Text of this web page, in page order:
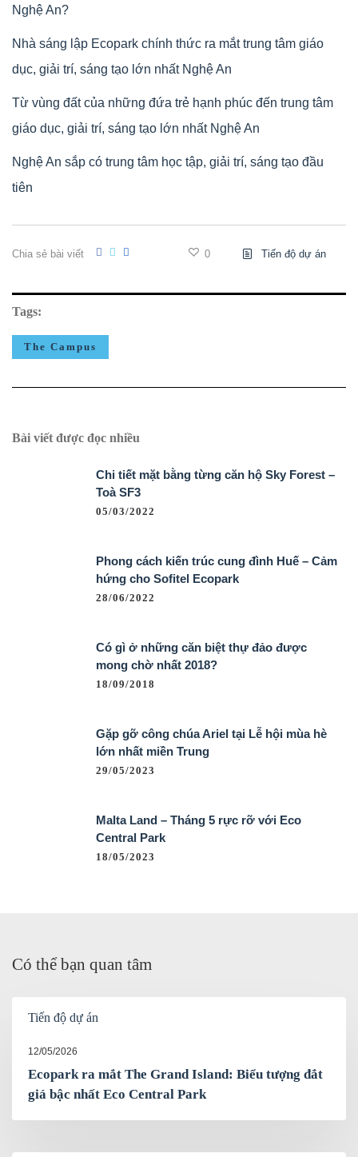
Nghệ An?
Nhà sáng lập Ecopark chính thức ra mắt trung tâm giáo
dục, giải trí, sáng tạo lớn nhất Nghệ An
Từ vùng đất của những đứa trẻ hạnh phúc đến trung tâm
giáo dục, giải trí, sáng tạo lớn nhất Nghệ An
Nghệ An sắp có trung tâm học tập, giải trí, sáng tạo đầu
tiên
Chia sẻ bài viết 0 Tiến độ dự án
Tags:
The Campus
Bài viết được đọc nhiều
Chi tiết mặt bằng từng căn hộ Sky Forest –
Toà SF3
05/03/2022
Phong cách kiến trúc cung đình Huế – Cảm
hứng cho Sofitel Ecopark
28/06/2022
Có gì ở những căn biệt thự đảo được
mong chờ nhất 2018?
18/09/2018
Gặp gỡ công chúa Ariel tại Lễ hội mùa hè
lớn nhất miền Trung
29/05/2023
Malta Land – Tháng 5 rực rỡ với Eco
Central Park
18/05/2023
Có thể bạn quan tâm
Tiến độ dự án
12/05/2026
Ecopark ra mắt The Grand Island: Biểu tượng đắt
giá bậc nhất Eco Central Park